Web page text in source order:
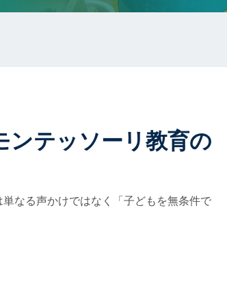
ンテッソーリ教育の
なる声かけではなく「子どもを無条件で